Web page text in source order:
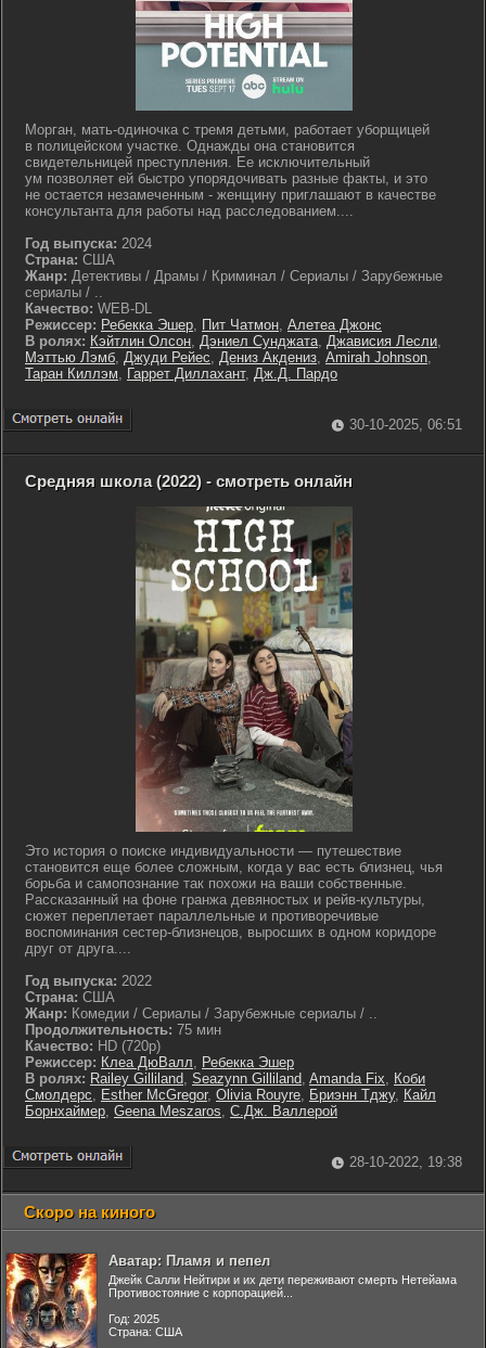
Морган, мать-одиночка с тремя детьми, работает уборщицей
в полицейском участке. Однажды она становится
свидетельницей преступления. Ее исключительный
ум позволяет ей быстро упорядочивать разные факты, и это
не остается незамеченным - женщину приглашают в качестве
консультанта для работы над расследованием....
Год выпуска: 2024
Страна: США
Жанр: Детективы / Драмы / Криминал / Сериалы / Зарубежные
сериалы / ..
Качество: WEB-DL
Режиссер: Ребекка Эшер, Пит Чатмон, Алетеа Джонс
В ролях: Кэйтлин Олсон, Дэниел Сунджата, Джависия Лесли,
Мэттью Лэмб, Джуди Рейес, Дениз Акдениз, Amirah Johnson,
Таран Киллэм, Гаррет Диллахант, Дж.Д. Пардо
30-10-2025, 06:51
Средняя школа (2022) - смотреть онлайн
Это история о поиске индивидуальности — путешествие
становится еще более сложным, когда у вас есть близнец, чья
борьба и самопознание так похожи на ваши собственные.
Рассказанный на фоне гранжа девяностых и рейв-культуры,
сюжет переплетает параллельные и противоречивые
воспоминания сестер-близнецов, выросших в одном коридоре
друг от друга....
Год выпуска: 2022
Страна: США
Жанр: Комедии / Сериалы / Зарубежные сериалы / ..
Продолжительность: 75 мин
Качество: HD (720p)
Режиссер: Клеа ДюВалл, Ребекка Эшер
В ролях: Railey Gilliland, Seazynn Gilliland, Amanda Fix, Коби
Смолдерс, Esther McGregor, Olivia Rouyre, Бриэнн Тджу, Кайл
Борнхаймер, Geena Meszaros, С.Дж. Валлерой
28-10-2022, 19:38
Скоро на киного
Аватар: Пламя и пепел
Джейк Салли Нейтири и их дети переживают смерть Нетейама
Противостояние с корпорацией...
Год: 2025
Страна: США